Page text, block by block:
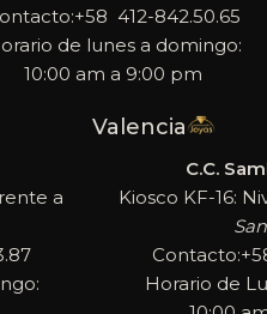
412-842.50.65
de lunes a domingo:
10:00 am a 9:00 pm
a
Valencia
C.C.
Kiosco KF-16:
Horario de